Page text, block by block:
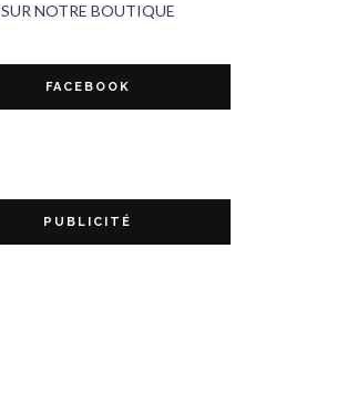
SUR NOTRE BOUTIQUE
FACEBOOK
PUBLICITÉ